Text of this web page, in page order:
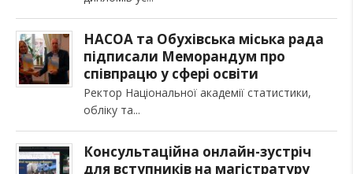
НАСОА та Обухівська міська рада
підписали Меморандум про
співпрацю у сфері освіти
Ректор Національної академії статистики,
обліку та
Консультаційна онлайн-зустріч
для вступників на магістратуру